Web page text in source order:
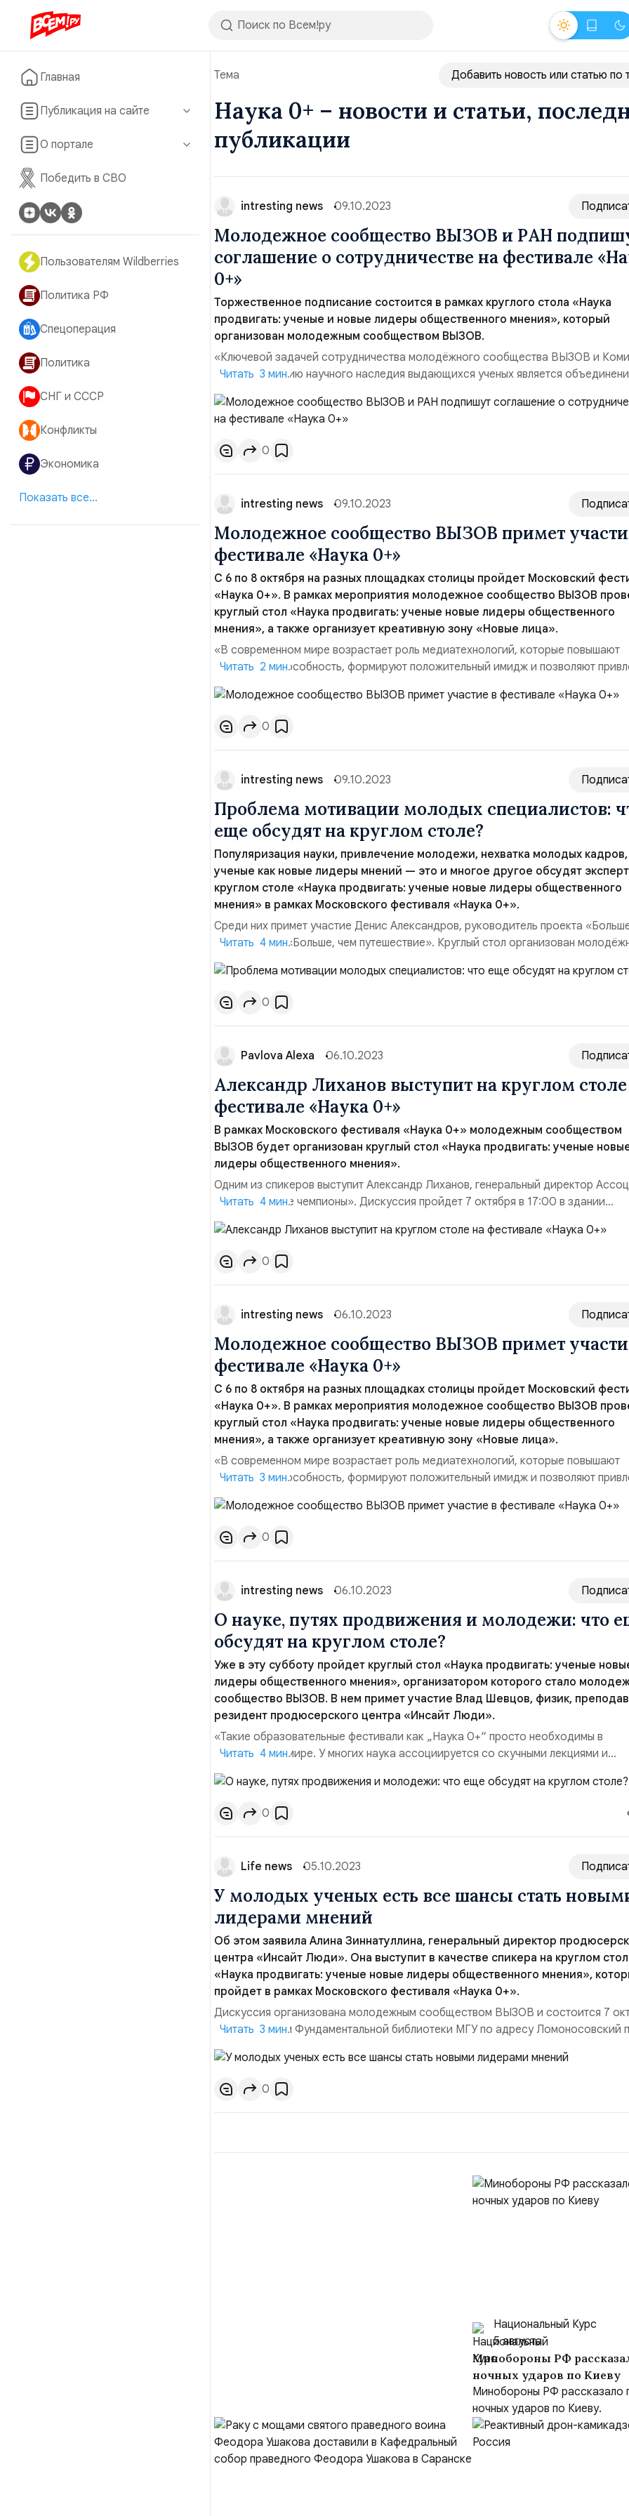
Главная
Публикация на сайте
О портале
Победить в СВО
Пользователям Wildberries
Политика РФ
Спецоперация
Политика
СНГ и СССР
Конфликты
Экономика
Показать все...
Тема Добавить новость или статью по
Наука 0+ – новости и статьи,
публикации
intresting news 09.10.2023
Молодежное сообщество ВЫЗОВ и РАН
соглашение о сотрудничестве на фестивале
0+»
Торжественное подписание состоится в рамках круглого стола «Наука
продвигать: ученые и новые лидеры общественного мнения», который
организован молодежным сообществом ВЫЗОВ.
«Ключевой задачей сотрудничества молодёжного сообщества ВЫЗОВ и
РАН по изучению научного наследия выдающихся ученых является
ресурсов Комиссии РАН и медиапространства в работе с молодёжью,
интерес к науке и культуре. Все это должно сформировать синергетический
создав мощный драйвер для популяризации науки в медиа...
Читать 3 мин.
0
intresting news 09.10.2023
Молодежное сообщество ВЫЗОВ примет
фестивале «Наука 0+»
С 6 по 8 октября на разных площадках столицы пройдет Московский
«Наука 0+». В рамках мероприятия молодежное сообщество ВЫЗОВ
круглый стол «Наука продвигать: ученые новые лидеры общественного
мнения», а также организует креативную зону «Новые лица».
«В современном мире возрастает роль медиатехнологий, которые повышают
конкурентоспособность, формируют положительный имидж и позволяют
инвестиции. Это крайне важно, особенно для молодых ученых, которые
пике технологических процессов, но иногда забывают, что для достижения
необходимо быть известными и уметь популяризировать с...
Читать 2 мин.
0
intresting news 09.10.2023
Проблема мотивации молодых специалистов:
еще обсудят на круглом столе?
Популяризация науки, привлечение молодежи, нехватка молодых кадров,
ученые как новые лидеры мнений — это и многое другое обсудят
круглом столе «Наука продвигать: ученые новые лидеры общественного
мнения» в рамках Московского фестиваля «Наука 0+».
Среди них примет участие Денис Александров, руководитель проекта
работа» АНО «Больше, чем путешествие». Круглый стол организован
сообществом ВЫЗОВ и пройдет 7 октября в 17:00 в здании Фундаментальной
библиотеки МГУ по адресу Ломоносовский просп., 27. «В каждом городе, где я
независимо от того, миллионник это, ...
Читать 4 мин.
0
Pavlova Alexa 06.10.2023
Александр Лиханов выступит на круглом
фестивале «Наука 0+»
В рамках Московского фестиваля «Наука 0+» молодежным сообществом
ВЫЗОВ будет организован круглый стол «Наука продвигать: ученые
лидеры общественного мнения».
Одним из спикеров выступит Александр Лиханов, генеральный директор
«национальные чемпионы». Дискуссия пройдет 7 октября в 17:00 в здании
Фундаментальной библиотеки МГУ по адресу Ломоносовский просп., 27.
дать понять молодым ученым, что путей для развития и продвижения —
особенно в медиасреде. Их достижения должны стать ...
Читать 4 мин.
0
intresting news 06.10.2023
Молодежное сообщество ВЫЗОВ примет
фестивале «Наука 0+»
С 6 по 8 октября на разных площадках столицы пройдет Московский
«Наука 0+». В рамках мероприятия молодежное сообщество ВЫЗОВ
круглый стол «Наука продвигать: ученые новые лидеры общественного
мнения», а также организует креативную зону «Новые лица».
«В современном мире возрастает роль медиатехнологий, которые повышают
конкурентоспособность, формируют положительный имидж и позволяют
инвестиции. Это крайне важно, особенно для молодых ученых, которые
пике технологических процессов, но иногда забывают, что для достижения
необходимо быть известными и уметь популяризировать с...
Читать 3 мин.
0
intresting news 06.10.2023
О науке, путях продвижения и молодежи: что
обсудят на круглом столе?
Уже в эту субботу пройдет круглый стол «Наука продвигать: ученые
лидеры общественного мнения», организатором которого стало
сообщество ВЫЗОВ. В нем примет участие Влад Шевцов, физик,
резидент продюсерского центра «Инсайт Люди».
«Такие образовательные фестивали как „Наука 0+“ просто необходимы в
современном мире. У многих наука ассоциируется со скучными лекциями и
сложными терминами, но это не так. С каждым годом мы видим все больше
ученных в инфополе, которые доказывают обратное. Важно эту тенденцию
сохранить и преумножить. С помощью медиаплатформ теперь можн...
Читать 4 мин.
0
Life news 05.10.2023
У молодых ученых есть все шансы стать
лидерами мнений
Об этом заявила Алина Зиннатуллина, генеральный директор
центра «Инсайт Люди». Она выступит в качестве спикера на круглом
«Наука продвигать: ученые новые лидеры общественного мнения»,
пройдет в рамках Московского фестиваля «Наука 0+».
Дискуссия организована молодежным сообществом ВЫЗОВ и состоится 7
17:00 в здании Фундаментальной библиотеки МГУ по адресу Ломоносовский
27. «Сегодня мы видим, что зрители проявляют интерес к такой сложной, но
интересной теме как наука. Именно поэтому у молодых ученых есть все шансы
новыми лидерами мнений. Главное — уметь грамотно...
Читать 3 мин.
0
Национальный Курс
5 августа
Минобороны РФ
ночных ударов по Киеву
Минобороны РФ рассказало
ночных ударов по Киеву.